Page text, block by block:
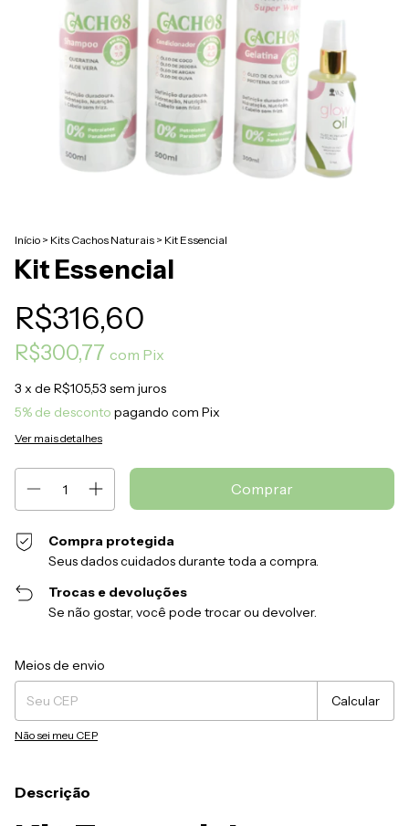
Início > Kits Cachos Naturais > Kit Essencial
Kit Essencial
R$316,60
R$300,77 com Pix
3 x de R$105,53 sem juros
5% de desconto pagando com Pix
Ver mais detalhes
Compra protegida
Seus dados cuidados durante toda a compra.
Trocas e devoluções
Se não gostar, você pode trocar ou devolver.
Entregas para o CEP:
Meios de envio
Calcular
Não sei meu CEP
Descrição